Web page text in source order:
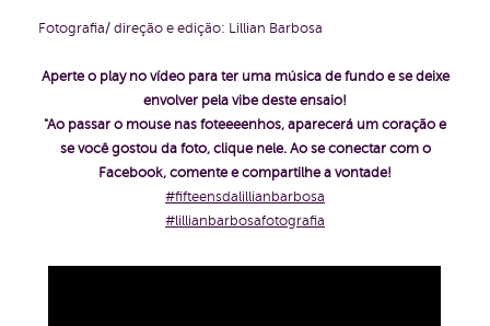
Fotografia/ direção e edição: Lillian Barbosa
Aperte o play no vídeo para ter uma música de fundo e se deixe
envolver pela vibe deste ensaio!
"Ao passar o mouse nas foteeeenhos, aparecerá um coração e
se você gostou da foto, clique nele. Ao se conectar com o
Facebook, comente e compartilhe a vontade!
#fifteensdalillianbarbosa
#lillianbarbosafotografia